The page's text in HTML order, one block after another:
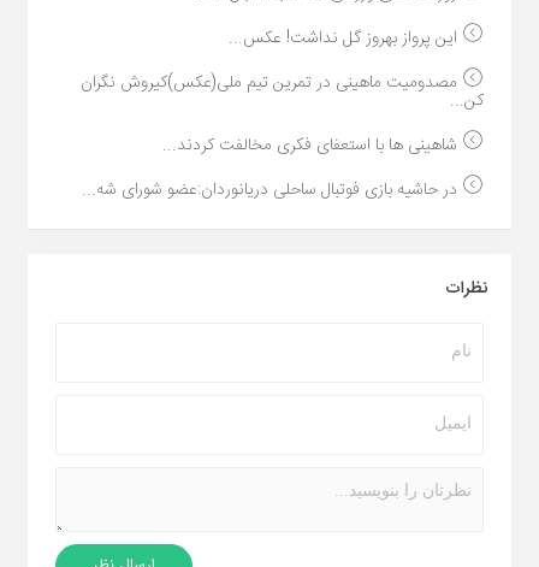
این پرواز بهروز گل نداشت! عکس...
مصدومیت ماهینی در تمرین تیم ملی(عکس)کیروش نگران
کن...
شاهینی ها با استعفای فکری مخالفت کردند...
در حاشیه بازی فوتبال ساحلی دریانوردان:عضو شورای شه...
نظرات